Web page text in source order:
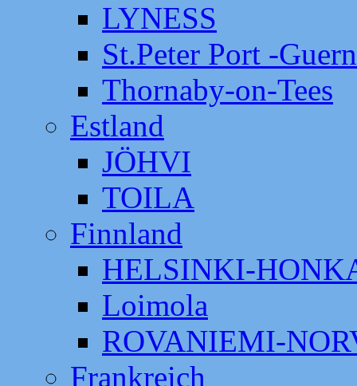
LYNESS
St.Peter Port -
Thornaby-on-Tees
Estland
JÖHVI
TOILA
Finnland
HELSINKI-
Loimola
ROVANIEMI-
Frankreich